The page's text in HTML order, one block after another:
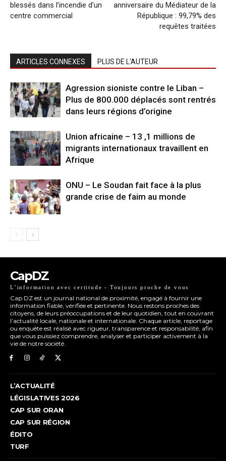
blessés dans l’incendie d’un
centre commercial
anniversaire du Médiateur de la
République : 99,79% des
requêtes traitées
ARTICLES CONNEXES PLUS DE L'AUTEUR
Agression sioniste contre le Liban –
Plus de 800.000 déplacés sont rentrés
dans leurs régions d’origine
Union africaine – 13 ,1 millions de
migrants internationaux travaillent en
Afrique
ONU – Le Soudan fait face à la plus
grande crise de faim au monde
CapDZ
L’information avec certitude - Toujours proche de vous
Cap DZ est un journal national de proximité, engagé à fournir une
information fiable, vérifiée et pertinente. Nous restons proches des
citoyens, de leurs préoccupations et de leur quotidien, tout en couvrant
l’actualité locale, nationale et internationale. Chaque article, reportage
ou enquête est réalisé avec rigueur, transparence et responsabilité, afin
que vous puissiez comprendre, analyser et participer activement à la
vie de notre société.
L’ACTUALITÉ
LÉGISLATIVES 2026
CAP SUR ORAN
CAP SUR RÉGION
ÉDITO
TURF